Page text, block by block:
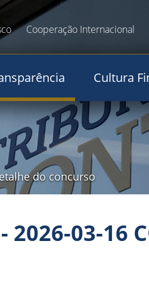
Cooperação Internacional
Cultura
do concurso
03-16